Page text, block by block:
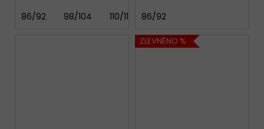
86/92 98/104 110/116 86/92
ZLEVNĚNO %